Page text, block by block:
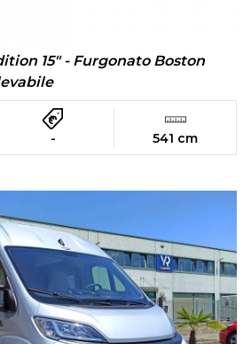
15" - Furgonato Boston
- 541 cm